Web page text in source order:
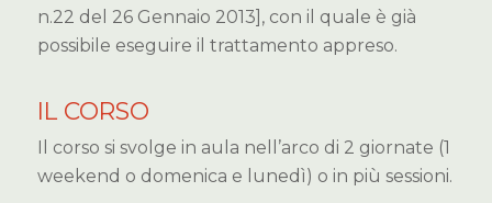
n.22 del 26 Gennaio 2013], con il quale è già
possibile eseguire il trattamento appreso.
IL CORSO
Il corso si svolge in aula nell’arco di 2 giornate (1
weekend o domenica e lunedì) o in più sessioni.